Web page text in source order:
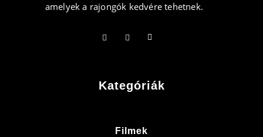
amelyek a rajongók kedvére tehetnek.
Kategóriák
Filmek